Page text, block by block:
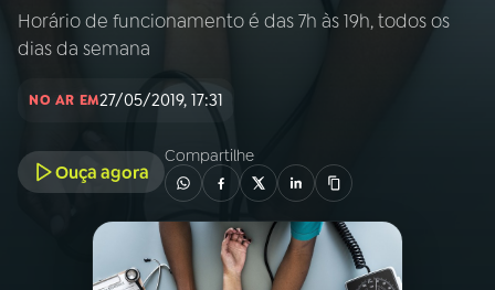
AO VIVO
INÍCIO
A RÁDIO
PROGRAMAÇÃO
Horário de funcionamento é das 7h às 19h, todos os
dias da semana
NO AR EM27/05/2019, 17:31
Ouça agora
Compartilhe